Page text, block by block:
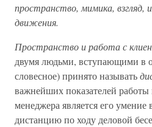
пространство, мимика, взгляд,
движения.
Пространство и работа с
двумя людьми, вступающими в
словесное) принято называть
важнейших показателей
менеджера является его
дистанцию по ходу деловой